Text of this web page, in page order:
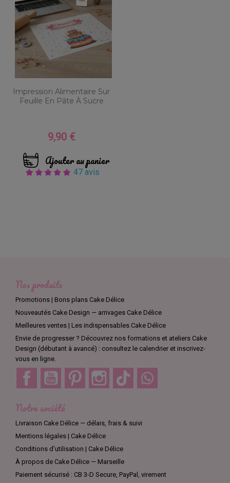
Impression Alimentaire Sur
Feuille En Pâte À Sucre
Prix
9,90 €
Ajouter au panier
47 avis
Nos produits
Promotions | Bons plans Cake Délice
Nouveautés Cake Design — arrivages Cake Délice
Meilleures ventes | Les indispensables Cake Délice
Envie de progresser ? Découvrez nos formations et ateliers Cake
Design (débutant à avancé) : consultez le calendrier et inscrivez-
vous en ligne.
Facebook YouTube Pinterest Instagram TikTok
Notre société
Livraison Cake Délice — délais, frais & suivi
Mentions légales | Cake Délice
Conditions d’utilisation | Cake Délice
À propos de Cake Délice — Marseille
Paiement sécurisé : CB 3-D Secure, PayPal, virement